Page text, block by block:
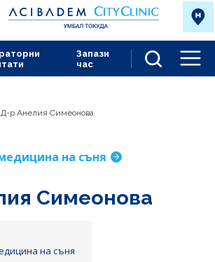
Запази
час
Д-р Анелия Симеонова
на съня
Симеонова
на съня